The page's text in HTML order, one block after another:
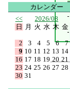
カレンダー
<<
2026/08
日
月 火 水 木 金
2
3 4 5 6 7
9 10 11 12 13 14
16 17 18 19 20 21
23 24 25 26 27 28
30 31